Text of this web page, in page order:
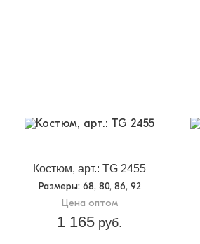
Костюм, арт.: TG 2455
Размеры: 68, 80, 86, 92
Цена оптом
1 165 руб.